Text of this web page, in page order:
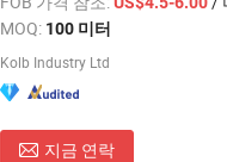
MOQ: 100 미터
Kolb Industry Ltd
지금 연락